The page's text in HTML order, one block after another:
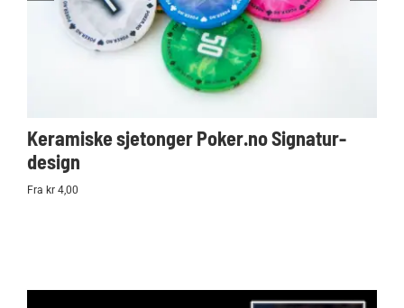
Keramiske sjetonger Poker.no Signatur-
design
Fra kr 4,00